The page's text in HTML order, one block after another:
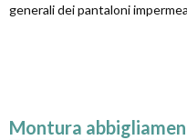
generali dei pantaloni
Montura